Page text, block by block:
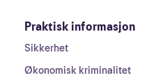
Praktisk informasjon
Sikkerhet
Økonomisk kriminalitet